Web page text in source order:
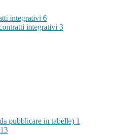
integrativi 6
integrativi 3
pubblicare in tabelle) 1
13